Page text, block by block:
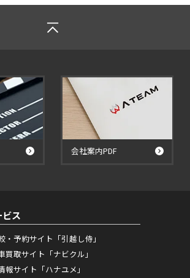
会社案内PDF
ス
・予約サイト「引越し侍」
買取サイト「ナビクル」
報サイト「ハナユメ」